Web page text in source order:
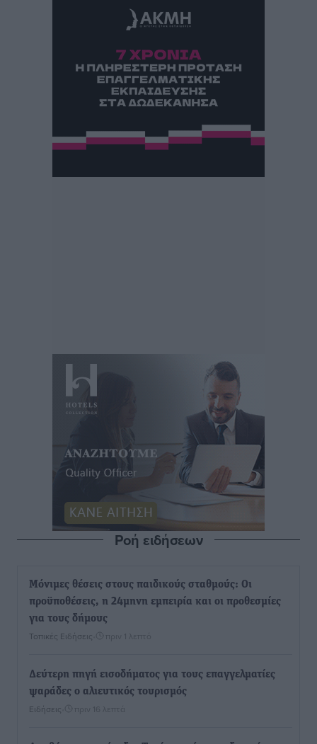
Ροή ειδήσεων
Μόνιμες θέσεις στους παιδικούς σταθμούς: Οι
προϋποθέσεις, η 24μηνη εμπειρία και οι προθεσμίες
για τους δήμους
Τοπικές Ειδήσεις πριν 1 λεπτό
Δεύτερη πηγή εισοδήματος για τους επαγγελματίες
ψαράδες ο αλιευτικός τουρισμός
Ειδήσεις πριν 16 λεπτά